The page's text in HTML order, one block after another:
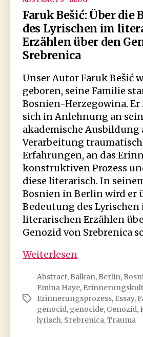
Faruk Bešić: Über die
des Lyrischen im
Erzählen über den
Srebrenica
Unser Autor Faruk Bešić
geboren, seine Familie
Bosnien-Herzegowina.
sich in Anlehnung an
akademische Ausbildung
Verarbeitung
Erfahrungen, an das
konstruktiven Prozess
diese literarisch. In
Bosnien in Berlin wird er
Bedeutung des Lyrischen
literarischen Erzählen
Genozid von Srebrenica
Weiterlesen
Über
die
Bedeutung
des
Schlagwörter
Abstract, Balkan, Berlin,
Emina Haye,
Erinnerungsprozess, Essay,
genocid, genocide, Genozid,
lyrisch, Srebrenica,Trauma